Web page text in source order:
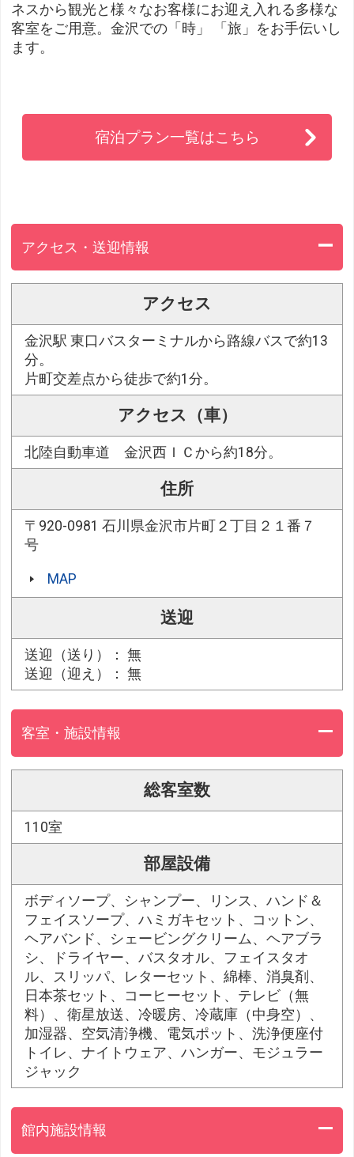
ネスから観光と様々なお客様にお迎え入れる多様な
客室をご用意。金沢での「時」 「旅」をお手伝いし
ます。
宿泊プラン一覧はこちら
アクセス・送迎情報
アクセス
金沢駅 東口バスターミナルから路線バスで約13
分。
片町交差点から徒歩で約1分。
アクセス（車）
北陸自動車道 金沢西ＩＣから約18分。
住所
〒920-0981 石川県金沢市片町２丁目２１番７
号
MAP
送迎
送迎（送り）： 無
送迎（迎え）： 無
客室・施設情報
総客室数
110室
部屋設備
ボディソープ、シャンプー、リンス、ハンド＆
フェイスソープ、ハミガキセット、コットン、
ヘアバンド、シェービングクリーム、ヘアブラ
シ、ドライヤー、バスタオル、フェイスタオ
ル、スリッパ、レターセット、綿棒、消臭剤、
日本茶セット、コーヒーセット、テレビ（無
料）、衛星放送、冷暖房、冷蔵庫（中身空）、
加湿器、空気清浄機、電気ポット、洗浄便座付
トイレ、ナイトウェア、ハンガー、モジュラー
ジャック
館内施設情報